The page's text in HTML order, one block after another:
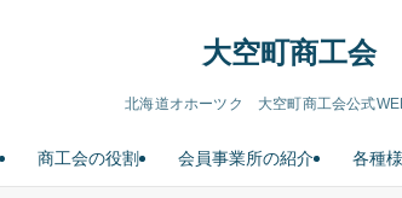
大空町商工会
北海道オホーツク 大空町商工会公式
商工会の役割 会員事業所の紹介 各種